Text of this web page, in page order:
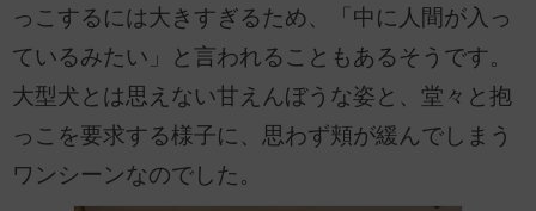
っこするには大きすぎるため、「中に人間が入っ
ているみたい」と言われることもあるそうです。
大型犬とは思えない甘えんぼうな姿と、堂々と抱
っこを要求する様子に、思わず頬が緩んでしまう
ワンシーンなのでした。